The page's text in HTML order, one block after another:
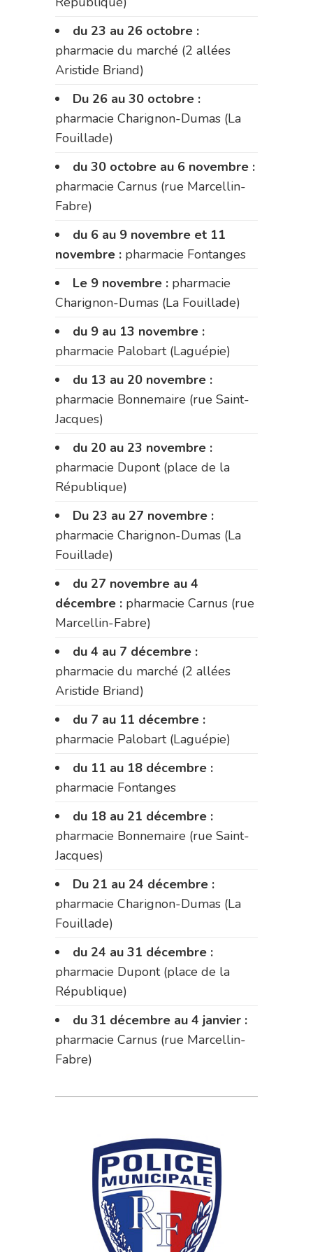
du 23 au 26 octobre :
pharmacie du marché (2 allées
Aristide Briand)
Du 26 au 30 octobre :
pharmacie Charignon-Dumas (La
Fouillade)
du 30 octobre au 6 novembre :
pharmacie Carnus (rue Marcellin-
Fabre)
du 6 au 9 novembre et 11
novembre : pharmacie Fontanges
Le 9 novembre : pharmacie
Charignon-Dumas (La Fouillade)
du 9 au 13 novembre :
pharmacie Palobart (Laguépie)
du 13 au 20 novembre :
pharmacie Bonnemaire (rue Saint-
Jacques)
du 20 au 23 novembre :
pharmacie Dupont (place de la
République)
Du 23 au 27 novembre :
pharmacie Charignon-Dumas (La
Fouillade)
du 27 novembre au 4
décembre : pharmacie Carnus (rue
Marcellin-Fabre)
du 4 au 7 décembre :
pharmacie du marché (2 allées
Aristide Briand)
du 7 au 11 décembre :
pharmacie Palobart (Laguépie)
du 11 au 18 décembre :
pharmacie Fontanges
du 18 au 21 décembre :
pharmacie Bonnemaire (rue Saint-
Jacques)
Du 21 au 24 décembre :
pharmacie Charignon-Dumas (La
Fouillade)
du 24 au 31 décembre :
pharmacie Dupont (place de la
République)
du 31 décembre au 4 janvier :
pharmacie Carnus (rue Marcellin-
Fabre)